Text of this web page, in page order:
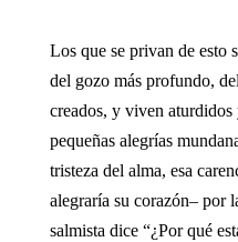
Los que se privan de esto
del gozo más profundo,
creados, y viven aturdidos
pequeñas alegrías
tristeza del alma, esa
alegraría su corazón– por
salmista dice “¿Por qué